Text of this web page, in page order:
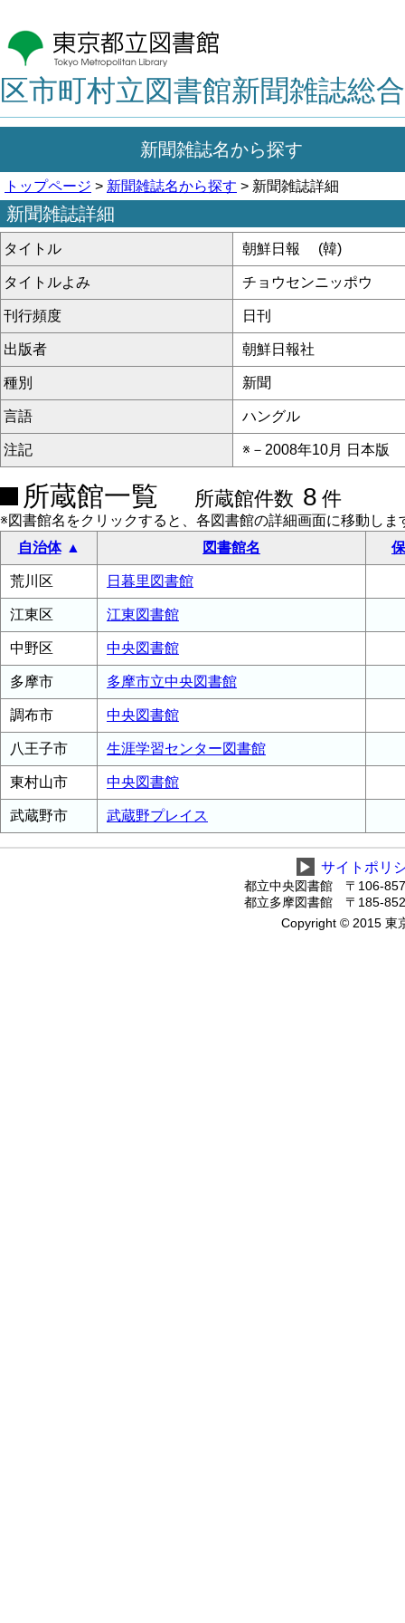
区市町村立図書館新聞雑誌総
新聞雑誌名から探す
トップページ > 新聞雑誌名から探す > 新聞雑誌詳細
新聞雑誌詳細
タイトル 朝鮮日報 (韓)
タイトルよみ チョウセンニッポウ
刊行頻度 日刊
出版者 朝鮮日報社
種別 新聞
言語 ハングル
注記 ※－2008年10月 日本版
所蔵館一覧 所蔵館件数 8 件
※図書館名をクリックすると、各図書館の詳細画面に移動しま
自治体
図書館名
荒川区 日暮里図書館
江東区 江東図書館
中野区 中央図書館
多摩市 多摩市立中央図書館
調布市 中央図書館
八王子市 生涯学習センター図書館
東村山市 中央図書館
武蔵野市 武蔵野プレイス
▶ サイトポリ
都立中央図書館 〒106-
都立多摩図書館 〒185-
Copyright © 2015 東